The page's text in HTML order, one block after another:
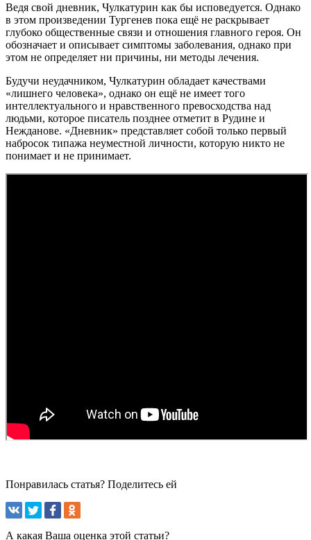
Ведя свой дневник, Чулкатурин как бы исповедуется. Однако
в этом произведении Тургенев пока ещё не раскрывает
глубоко общественные связи и отношения главного героя. Он
обозначает и описывает симптомы заболевания, однако при
этом не определяет ни причины, ни методы лечения.
Будучи неудачником, Чулкатурин обладает качествами
«лишнего человека», однако он ещё не имеет того
интеллектуального и нравственного превосходства над
людьми, которое писатель позднее отметит в Рудине и
Нежданове. «Дневник» представляет собой только первый
набросок типажа неуместной личности, которую никто не
понимает и не принимает.
Понравилась статья? Поделитесь ей
А какая Ваша оценка этой статьи?